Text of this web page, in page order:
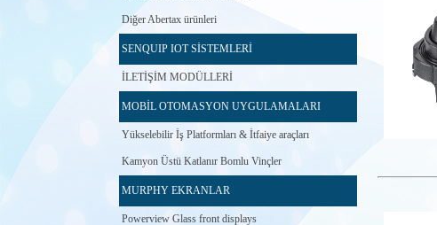
Diğer Abertax ürünleri
SENQUIP IOT SİSTEMLERİ
İLETİŞİM MODÜLLERİ
MOBİL OTOMASYON UYGULAMALARI
Yükselebilir İş Platformları & İtfaiye araçları
Kamyon Üstü Katlanır Bomlu Vinçler
MURPHY EKRANLAR
Powerview Glass front displays